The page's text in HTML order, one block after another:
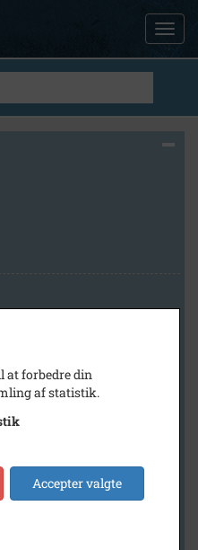
Omegn
at forbedre din
af statistik.
Accepter valgte